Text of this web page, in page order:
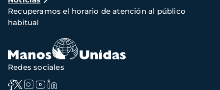
de
navegación
Recuperamos el horario de atención al público
habitual
Redes sociales